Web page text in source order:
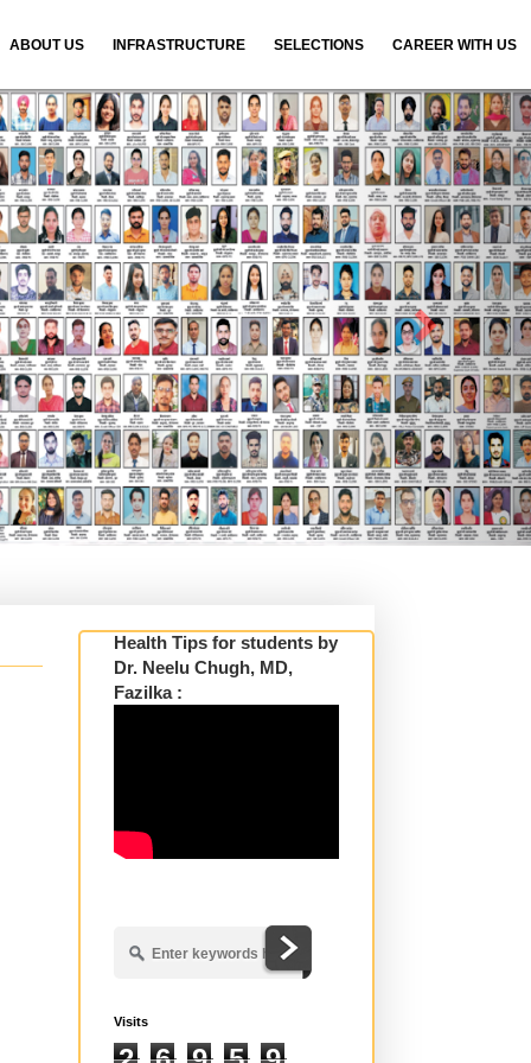
N
e
x
t
CAREER WITH US
SELECTIONS
INFRASTRUCTURE
ABOUT US
Health Tips for students by
Dr. Neelu Chugh, MD,
Fazilka :
Visits